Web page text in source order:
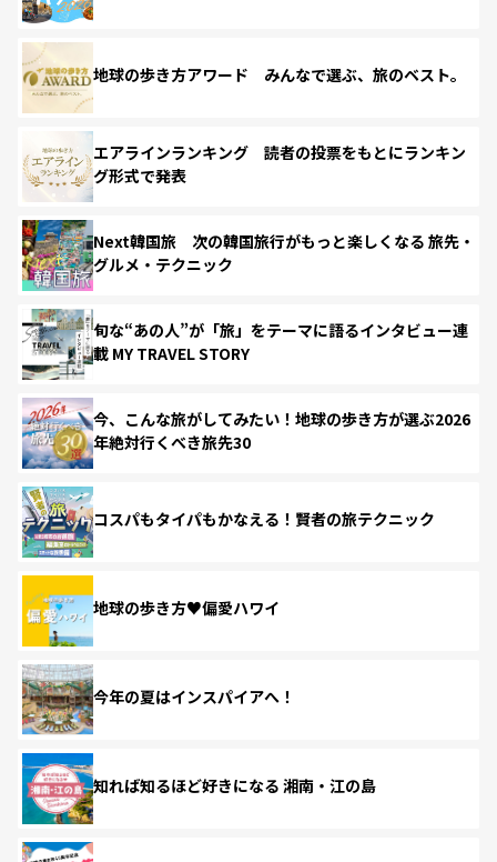
地球の歩き方アワード みんなで選ぶ、旅のベスト。
エアラインランキング 読者の投票をもとにランキン
グ形式で発表
Next韓国旅 次の韓国旅行がもっと楽しくなる 旅先・
グルメ・テクニック
旬な“あの人”が「旅」をテーマに語るインタビュー連
載 MY TRAVEL STORY
今、こんな旅がしてみたい！地球の歩き方が選ぶ2026
年絶対行くべき旅先30
コスパもタイパもかなえる！賢者の旅テクニック
地球の歩き方♥偏愛ハワイ
今年の夏はインスパイアへ！
知れば知るほど好きになる 湘南・江の島